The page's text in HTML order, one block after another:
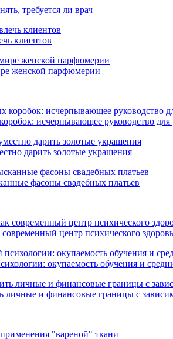
требуется ли врач
клиентов
женской парфюмерии
исчерпывающее руководство для
дарить золотые украшения
фасоны свадебных платьев
центр психического
окупаемость обучения и
и финансовые границы с